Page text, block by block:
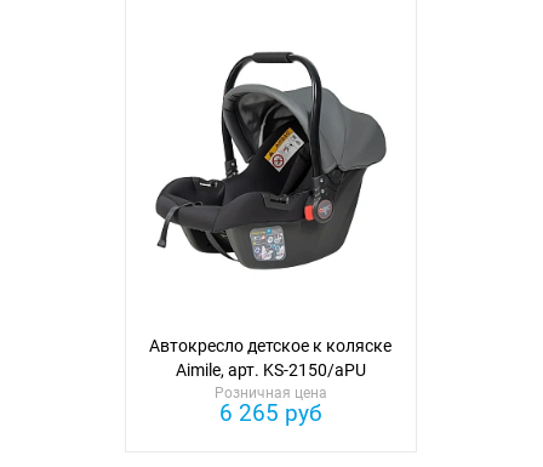
Автокресло детское к коляске
Aimile, арт. KS-2150/aPU
(экокожа)
Розничная цена
6 265 руб